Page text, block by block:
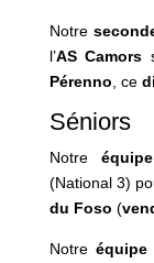
Notre
l’AS Camors
Pérenno , ce
Séniors
Notre
(National 3)
du Foso (
Notreéquipe